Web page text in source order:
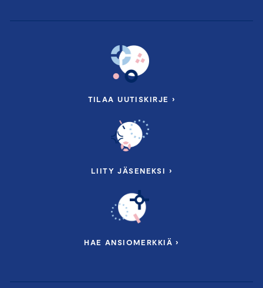
14.00 Tauko
Helppokäyttöinen työkalu VSME-raportointiin
– Tutustutaan käytännönläheiseen
palveluun, jonka avulla vastaat sidosryhmien
vastuullisuusvaatimuksiin.
Käymme läpi työkalun sisältämät ESG-
– Käytännön esimerkki VSME-kestävyysraportoinnista
, Sustainability & Sales
Keskuskauppakamari
TILAA UUTISKIRJE ›
LIITY JÄSENEKSI ›
HAE ANSIOMERKKIÄ ›